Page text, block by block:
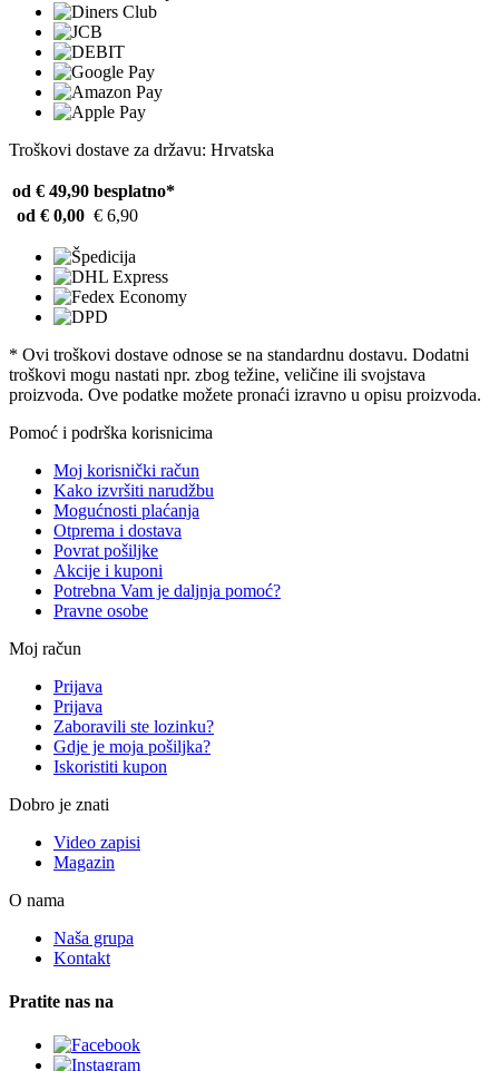
Troškovi dostave za državu: Hrvatska
od € 49,90 besplatno*
od € 0,00 € 6,90
* Ovi troškovi dostave odnose se na standardnu ​​dostavu. Dodatni
troškovi mogu nastati npr. zbog težine, veličine ili svojstava
proizvoda. Ove podatke možete pronaći izravno u opisu proizvoda.
Pomoć i podrška korisnicima
Moj korisnički račun
Kako izvršiti narudžbu
Mogućnosti plaćanja
Otprema i dostava
Povrat pošiljke
Akcije i kuponi
Potrebna Vam je daljnja pomoć?
Pravne osobe
Moj račun
Prijava
Prijava
Zaboravili ste lozinku?
Gdje je moja pošiljka?
Iskoristiti kupon
Dobro je znati
Video zapisi
Magazin
O nama
Naša grupa
Kontakt
Pratite nas na